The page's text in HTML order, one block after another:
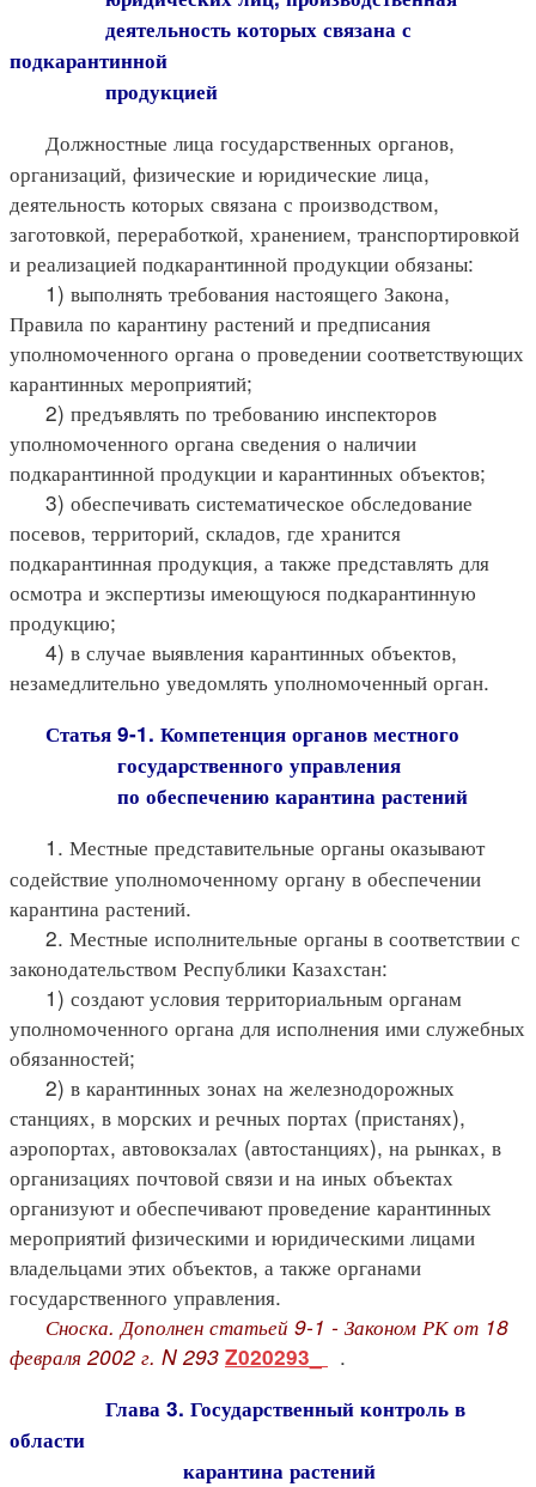
деятельность которых связана с
подкарантинной
продукцией
Должностные лица государственных органов,
организаций, физические и юридические лица,
деятельность которых связана с производством,
заготовкой, переработкой, хранением, транспортировкой
и реализацией подкарантинной продукции обязаны:
1) выполнять требования настоящего Закона,
Правила по карантину растений и предписания
уполномоченного органа о проведении соответствующих
карантинных мероприятий;
2) предъявлять по требованию инспекторов
уполномоченного органа сведения о наличии
подкарантинной продукции и карантинных объектов;
3) обеспечивать систематическое обследование
посевов, территорий, складов, где хранится
подкарантинная продукция, а также представлять для
осмотра и экспертизы имеющуюся подкарантинную
продукцию;
4) в случае выявления карантинных объектов,
незамедлительно уведомлять уполномоченный орган.
Статья 9-1. Компетенция органов местного
государственного управления
по обеспечению карантина растений
1. Местные представительные органы оказывают
содействие уполномоченному органу в обеспечении
карантина растений.
2. Местные исполнительные органы в соответствии с
законодательством Республики Казахстан:
1) создают условия территориальным органам
уполномоченного органа для исполнения ими служебных
обязанностей;
2) в карантинных зонах на железнодорожных
станциях, в морских и речных портах (пристанях),
аэропортах, автовокзалах (автостанциях), на рынках, в
организациях почтовой связи и на иных объектах
организуют и обеспечивают проведение карантинных
мероприятий физическими и юридическими лицами
владельцами этих объектов, а также органами
государственного управления.
Сноска. Дополнен статьей 9-1 - Законом РК от 18
февраля 2002 г. N 293 Z020293_ .
Глава 3. Государственный контроль в
области
карантина растений